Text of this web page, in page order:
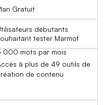
Gratuit
débutants
tester Marmof
000 mots par mois
à plus de 49 outils de
de contenu